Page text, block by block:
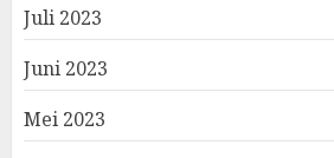
Juli 2023
Juni 2023
Mei 2023